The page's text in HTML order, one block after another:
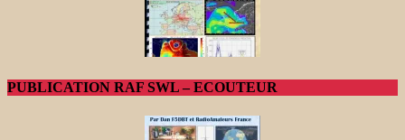
PUBLICATION RAF SWL – ECOUTEUR